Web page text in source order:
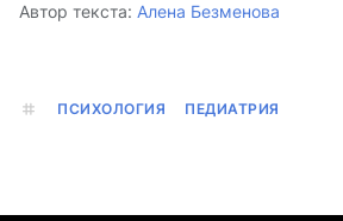
Автор текста: Алена Безменова
ПСИХОЛОГИЯ ПЕДИАТРИЯ